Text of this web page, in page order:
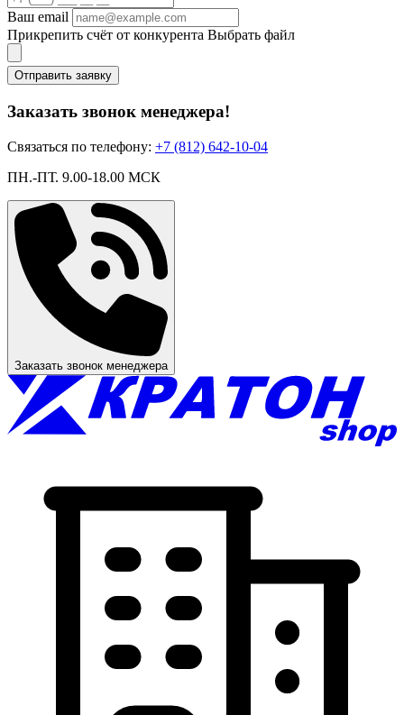
Ваш email
Прикрепить счёт от конкурента Выбрать файл
Отправить заявку
Заказать звонок менеджера!
Связаться по телефону: +7 (812) 642-10-04
ПН.-ПТ. 9.00-18.00 МСК
Заказать звонок менеджера